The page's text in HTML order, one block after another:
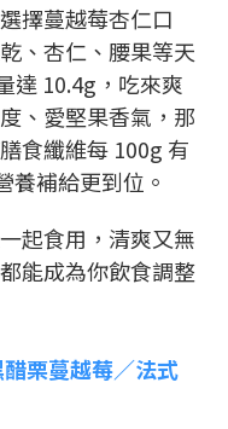
擇蔓越莓杏仁口
、杏仁、腰果等天
達 10.4g，吃來爽
、愛堅果香氣，那
食纖維每 100g 有
養補給更到位。
起食用，清爽又無
能成為你飲食調整
栗蔓越莓／法式